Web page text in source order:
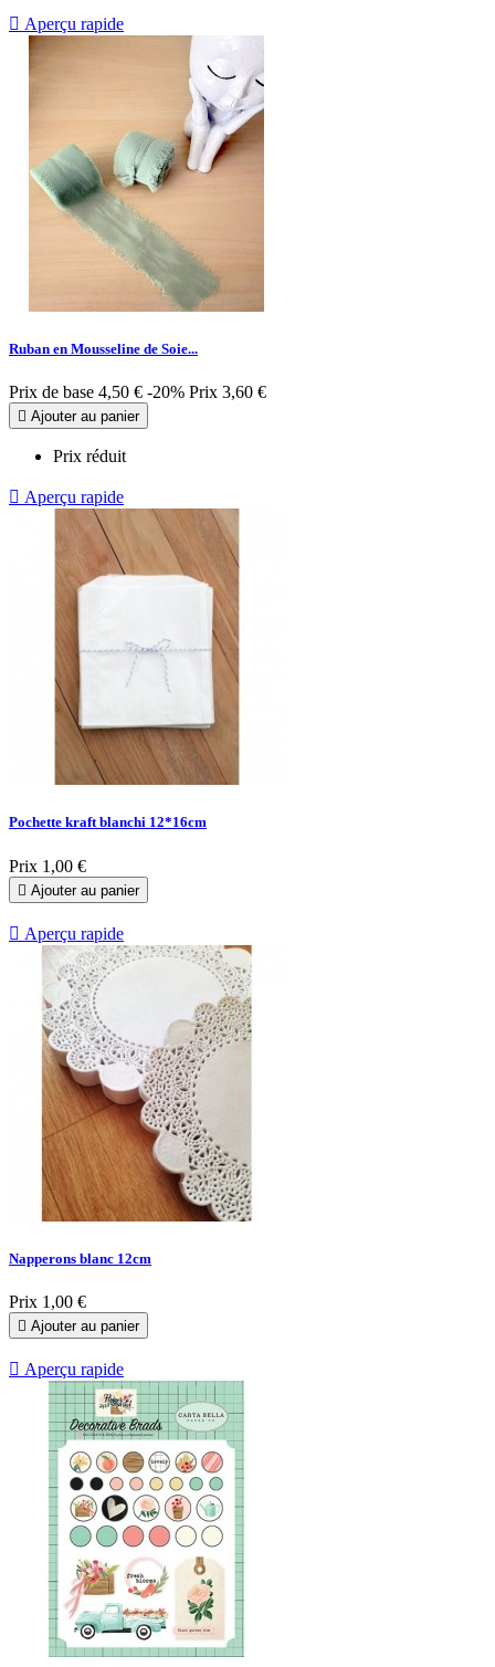
 Aperçu rapide
Ruban en Mousseline de Soie...
Prix de base 4,50 € -20% Prix 3,60 €
 Ajouter au panier
Prix réduit
 Aperçu rapide
Pochette kraft blanchi 12*16cm
Prix 1,00 €
 Ajouter au panier
 Aperçu rapide
Napperons blanc 12cm
Prix 1,00 €
 Ajouter au panier
 Aperçu rapide